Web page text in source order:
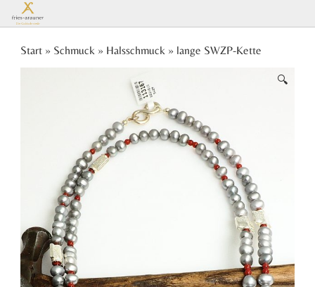
befinden
sich keine
Produkte
im
Warenkorb.
Start » Schmuck » Halsschmuck » lange SWZP-Kette
🔍